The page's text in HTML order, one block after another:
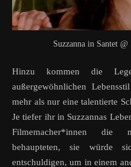
Suzzanna in Santet
Hinzu kommen die
außergewöhnlichen
mehr als nur eine talentierte
Je tiefer ihr in Suzzannas
Filmemacher*innen die
behaupteten, sie würde
entschuldigen, um in einem